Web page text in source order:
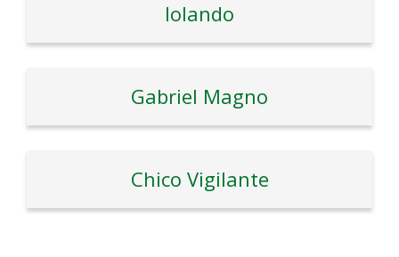
Iolando
Gabriel Magno
Chico Vigilante